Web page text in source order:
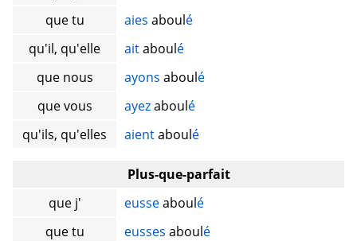
que tu
aies aboulé
qu'il, qu'elle
aitaboulé
que nous
ayons aboulé
que vous
ayezaboulé
qu'ils, qu'elles
aientaboulé
Plus-que-parfait
que j'
eusseaboulé
que tu
eusses aboulé